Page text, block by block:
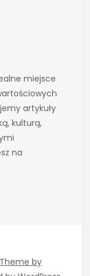
miejsce
artykuły
kulturą,
na
Theme by